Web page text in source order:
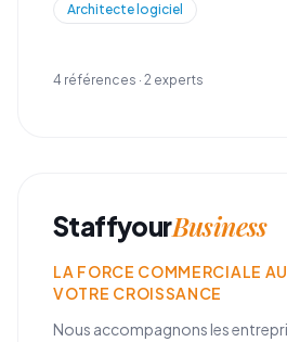
Architecte logiciel
4 références · 2 experts
StaffyourBusiness
LA FORCE COMMERCIALE
VOTRE CROISSANCE
Nous accompagnons les